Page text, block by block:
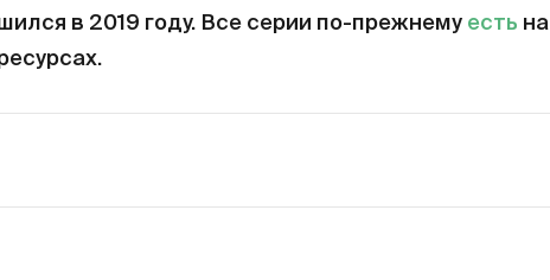
в 2019 году. Все серии по-прежнему есть на